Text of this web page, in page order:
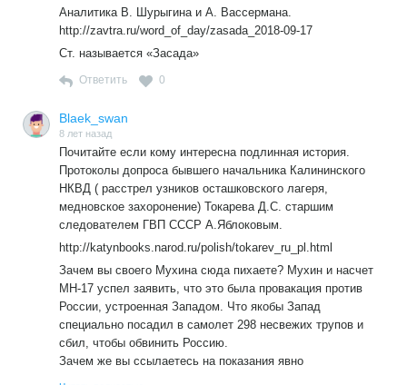
естественно будет неоспоримой правдой для упоротых
борцунов с «российским империализЬмом».
Психология-с!
СССР давали показания следственной бригаде ГВП под
подписку об ответственности заведомо ложных
показаний. Являются ли они «либеральным бредом» ?»
Да они получив указания от «соответствующих органов»
не стали спорить с начальством но не отказали себе в
удовольствии посмеяться над следователями. Одни
эпизод с непрерывным массовым расстрелом сотен (если
не тысяч) польских офицеров в МАЛЕНЬКОЙ комнате
чего стоит.
Аналитика В. Шурыгина и А. Вассермана.
http://zavtra.ru/word_of_day/zasada_2018-09-17
Ст. называется «Засада»
Ответить 0
Blaek_swan
8 лет назад
Почитайте если кому интересна подлинная история.
Протоколы допроса бывшего начальника Калининского
НКВД ( расстрел узников осташковского лагеря,
медновское захоронение) Токарева Д.С. старшим
следователем ГВП СССР А.Яблоковым.
http://katynbooks.narod.ru/polish/tokarev_ru_pl.html
Зачем вы своего Мухина сюда пихаете? Мухин и насчет
МН-17 успел заявить, что это была провакация против
России, устроенная Западом. Что якобы Запад
специально посадил в самолет 298 несвежих трупов и
сбил, чтобы обвинить Россию.
Зачем же вы ссылаетесь на показания явно